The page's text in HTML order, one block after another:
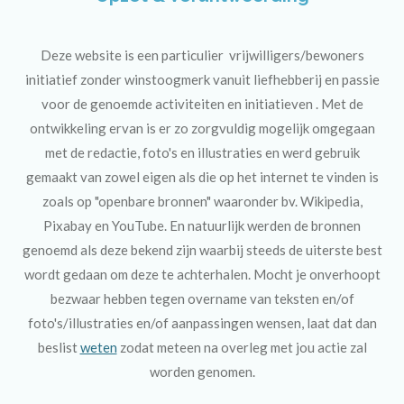
Deze website is een particulier vrijwilligers/bewoners
initiatief zonder winstoogmerk vanuit liefhebberij en passie
voor de genoemde activiteiten en initiatieven . Met de
ontwikkeling ervan is er zo zorgvuldig mogelijk omgegaan
met de redactie, foto's en illustraties en werd gebruik
gemaakt van zowel eigen als die op het internet te vinden is
zoals op "openbare bronnen" waaronder bv. Wikipedia,
Pixabay en YouTube. En natuurlijk werden de bronnen
genoemd als deze bekend zijn waarbij steeds de uiterste best
wordt gedaan om deze te achterhalen. Mocht je onverhoopt
bezwaar hebben tegen overname van teksten en/of
foto's/illustraties en/of aanpassingen wensen, laat dat dan
beslistweten zodat meteen na overleg met jou actie zal
worden genomen.